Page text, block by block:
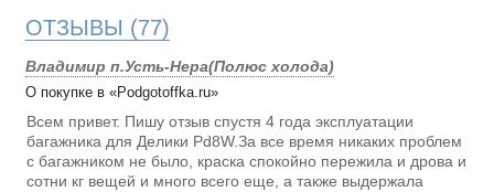
ОТЗЫВЫ (77)
Владимир п.Усть-Нера(Полюс холода)
О покупке в «Podgotoffka.ru»
Всем привет. Пишу отзыв спустя 4 года эксплуатации
багажника для Делики Pd8W.За все время никаких проблем
с багажником не было, краска спокойно пережила и дрова и
сотни кг вещей и много всего еще, а также выдержала